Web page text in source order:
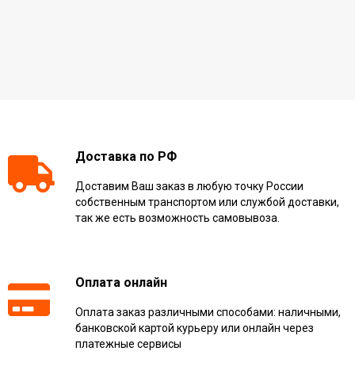
Доставка по РФ
Доставим Ваш заказ в любую точку России
собственным транспортом или службой доставки,
так же есть возможность самовывоза.
Оплата онлайн
Оплата заказ различными способами: наличными,
банковской картой курьеру или онлайн через
платежные сервисы